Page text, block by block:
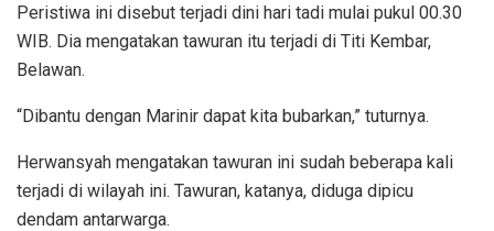
Peristiwa ini disebut terjadi dini hari tadi mulai pukul 00.30
WIB. Dia mengatakan tawuran itu terjadi di Titi Kembar,
Belawan.
“Dibantu dengan Marinir dapat kita bubarkan,” tuturnya.
Herwansyah mengatakan tawuran ini sudah beberapa kali
terjadi di wilayah ini. Tawuran, katanya, diduga dipicu
dendam antarwarga.